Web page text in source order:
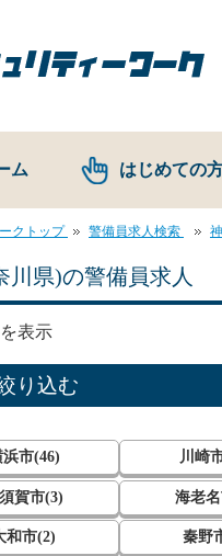
ム はじめての
クトップ 警備員求人検索
川県)の警備員求人
表示
り込む
浜市(46) 川崎
賀市(3) 海老
和市(2) 秦野